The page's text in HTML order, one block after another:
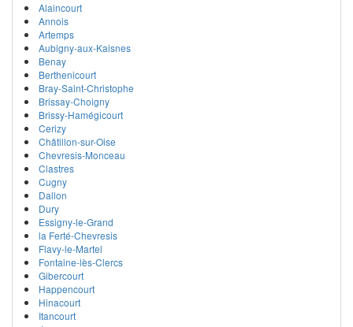
Alaincourt
Annois
Artemps
Aubigny-aux-Kaisnes
Benay
Berthenicourt
Bray-Saint-Christophe
Brissay-Choigny
Brissy-Hamégicourt
Cerizy
Châtillon-sur-Oise
Chevresis-Monceau
Clastres
Cugny
Dallon
Dury
Essigny-le-Grand
la Ferté-Chevresis
Flavy-le-Martel
Fontaine-lès-Clercs
Gibercourt
Happencourt
Hinacourt
Itancourt